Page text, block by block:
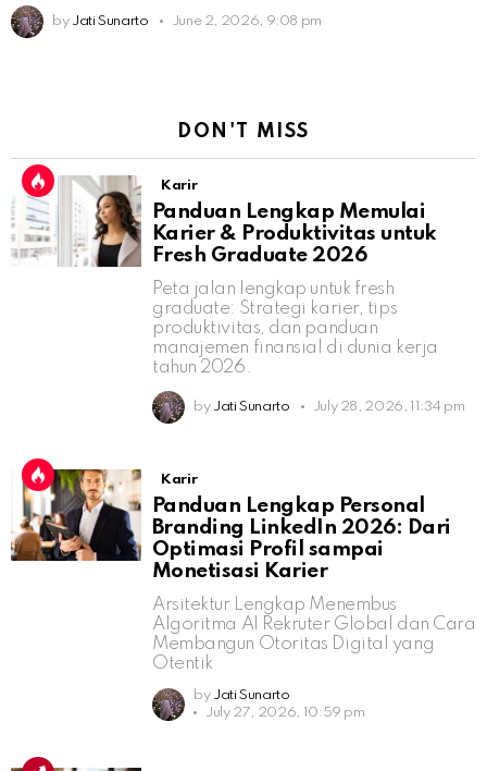
by Jati Sunarto June 2, 2026, 9:08 pm
DON'T MISS
Karir
Panduan Lengkap Memulai
Karier & Produktivitas untuk
Fresh Graduate 2026
Peta jalan lengkap untuk fresh
graduate: Strategi karier, tips
produktivitas, dan panduan
manajemen finansial di dunia kerja
tahun 2026.
by Jati Sunarto July 28, 2026, 11:34 pm
Karir
Panduan Lengkap Personal
Branding LinkedIn 2026: Dari
Optimasi Profil sampai
Monetisasi Karier
Arsitektur Lengkap Menembus
Algoritma AI Rekruter Global dan Cara
Membangun Otoritas Digital yang
Otentik
by Jati Sunarto
July 27, 2026, 10:59 pm